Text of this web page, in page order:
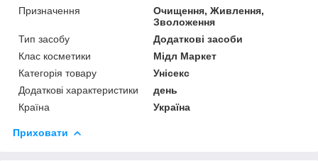
Призначення
Очищення, Живлення,
Зволоження
Тип засобу
Додаткові засоби
Клас косметики
Мідл Маркет
Категорія товару
Унісекс
Додаткові характеристики
день
Країна
Україна
Приховати